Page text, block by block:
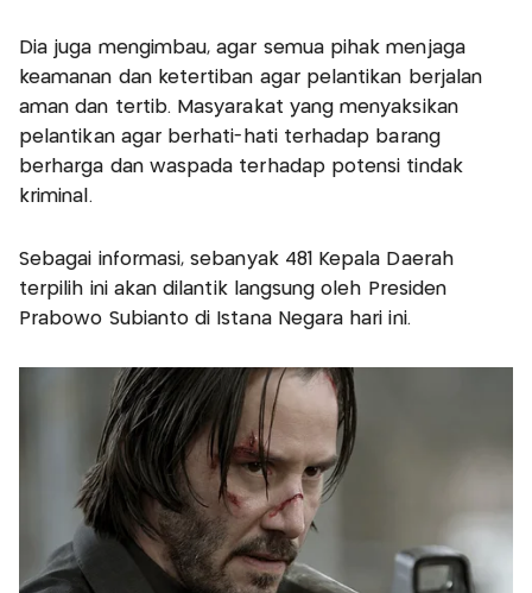
Dia juga mengimbau, agar semua pihak menjaga
keamanan dan ketertiban agar pelantikan berjalan
aman dan tertib. Masyarakat yang menyaksikan
pelantikan agar berhati-hati terhadap barang
berharga dan waspada terhadap potensi tindak
kriminal.
Sebagai informasi, sebanyak 481 Kepala Daerah
terpilih ini akan dilantik langsung oleh Presiden
Prabowo Subianto di Istana Negara hari ini.